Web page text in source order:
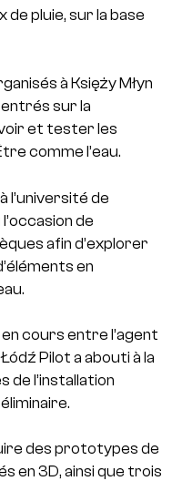
pluie, sur la base
à Księży Młyn
sur la
et tester les
comme l’eau.
l’université de
de
afin d’explorer
en
cours entre l’agent
Pilot a abouti à la
de l’installation
des prototypes de
en 3D, ainsi que trois